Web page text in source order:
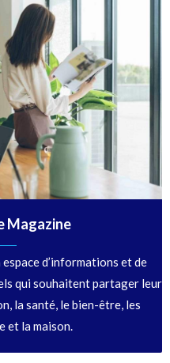
Magazine
d’informations et de
qui souhaitent partager leur
la santé, le bien-être, les
et la maison.